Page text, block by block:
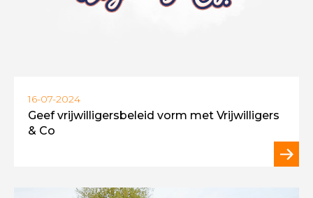
16-07-2024
Geef vrijwilligersbeleid vorm met Vrijwilligers
& Co